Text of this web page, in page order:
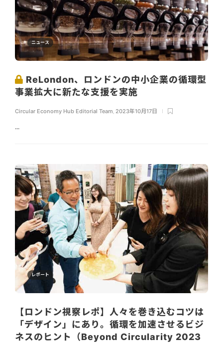
ニュース
ReLondon、ロンドンの中小企業の循環型
事業拡大に新たな支援を実施
Circular Economy Hub Editorial Team 2023年10月17日
...
レポート
【ロンドン視察レポ】人々を巻き込むコツは
「デザイン」にあり。循環を加速させるビジ
ネスのヒント（Beyond Circularity 2023